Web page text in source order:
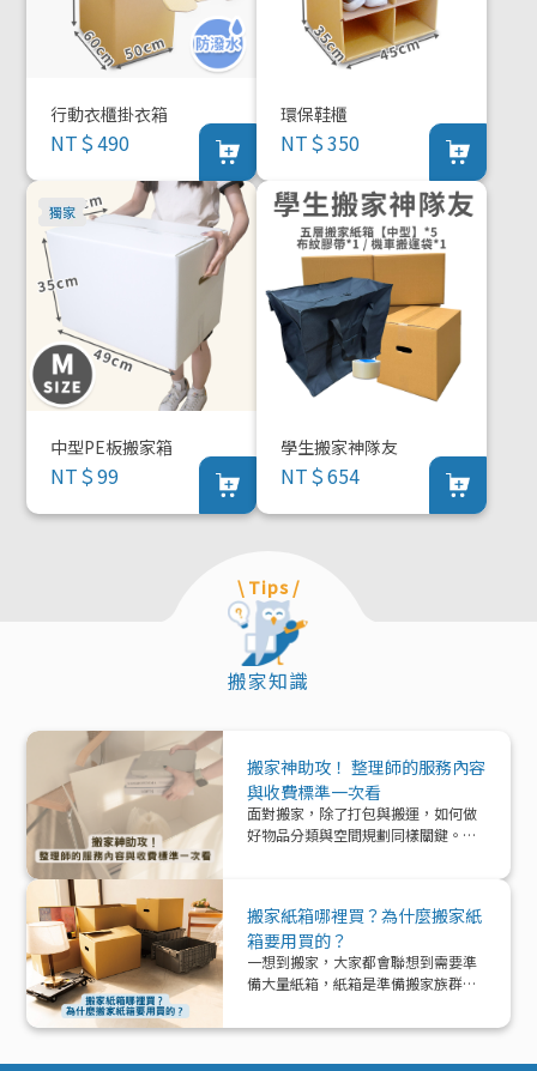
行動衣櫃掛衣箱
NT＄490
環保鞋櫃
NT＄350
中型PE板搬家箱
NT＄99
學生搬家神隊友
NT＄654
\ Tips /
搬家知識
搬家神助攻！ 整理師的服務內容
與收費標準一次看
面對搬家，除了打包與搬運，如何做
好物品分類與空間規劃同樣關鍵。本
一次解析！
搬家紙箱哪裡買？為什麼搬家紙
箱要用買的？
一想到搬家，大家都會聯想到需要準
備大量紙箱，紙箱是準備搬家族群的